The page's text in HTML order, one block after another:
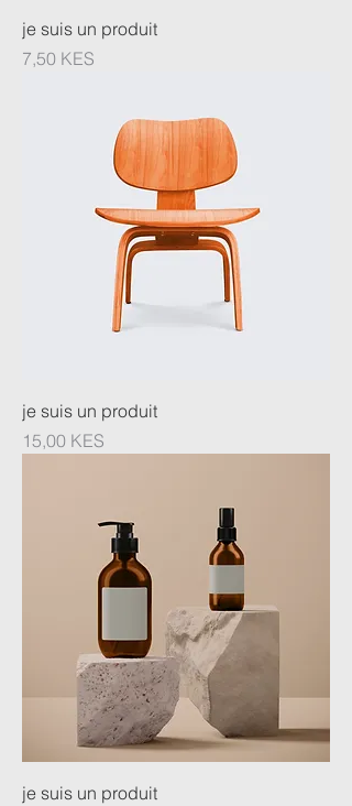
je suis un produit
Prix
7,50 KES
je suis un produit
Prix
15,00 KES
je suis un produit